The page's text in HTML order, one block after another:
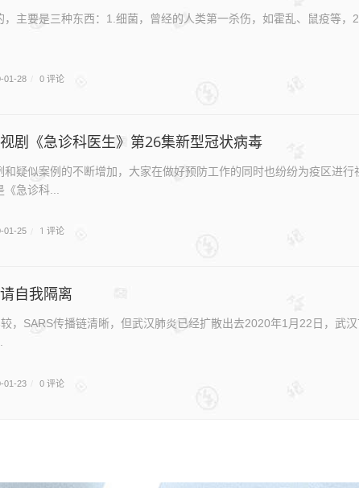
，主要是三种东西：1.细菌，曾经的人类第一杀伤，如霍乱、鼠疫等
01-28 0 评论
剧《急诊科医生》第26集新型冠状病毒
和疑似案例的不断增加，大家在做好预防工作的同时也纷纷为疫区进
急诊科...
01-25 1 评论
自我隔离
，SARS传播链清晰，但武汉肺炎已经扩散出去2020年1月22日，武
01-23 0 评论